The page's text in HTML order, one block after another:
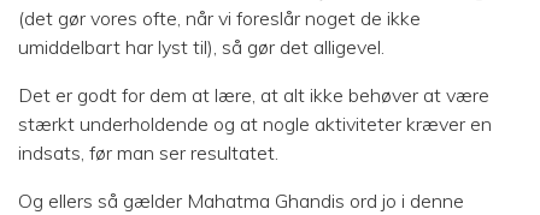
(det gør vores ofte, når vi foreslår noget de ikke
umiddelbart har lyst til), så gør det alligevel.
Det er godt for dem at lære, at alt ikke behøver at være
stærkt underholdende og at nogle aktiviteter kræver en
indsats, før man ser resultatet.
Og ellers så gælder Mahatma Ghandis ord jo i denne